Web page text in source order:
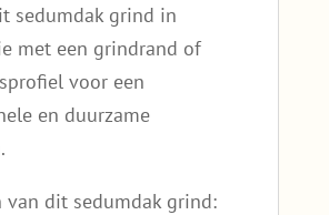
sedumdak grind in
met een grindrand of
voor een
en duurzame
van dit sedumdak grind: